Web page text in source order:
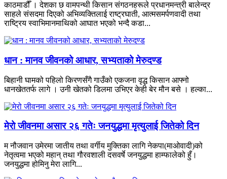
काठमाडौँ । देशका छ वामपन्थी किसान संगठनहरूले प्रधानमन्त्री बालेन्द्र
साहले संसदमा दिएको अभिव्यक्तिलाई राष्ट्रघाती, आत्मसमर्पणवादी तथा
राष्ट्रिय स्वाभिमानमाथिको आघात भएको भन्दै कडा...
धान : मानव जीवनको आधार, सभ्यताको मेरुदण्ड
बिहानी घामको पहिलो किरणसँगै गाउँको एकजना वृद्ध किसान आफ्नो
धानखेततर्फ लागे । उनी खेतको डिलमा उभिएर केही बेर मौन बसे । हल्का...
मेरो जीवनमा असार २६ गतेः जनयुद्धमा मृत्युलाई जितेको दिन
म नौजवान उमेरमा जातीय तथा वर्गीय मुक्तिका लागि नेकपा(माओवादी)को
नेतृत्वमा भएको महान् तथा गौरवशाली दसवर्षे जनयुद्धमा हाम्फालेको हुँ।
जनयुद्धमा होमिनु मेरा लागि...